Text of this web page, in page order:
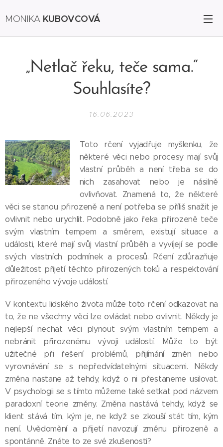
MONIKA KUBOVCOVÁ
„Netlač řeku, teče sama.“
Souhlasíte?
16.06.2023
Toto rčení vyjadřuje myšlenku, že
některé věci nebo procesy mají svůj
vlastní průběh a není třeba se do
nich zasahovat nebo je násilně
ovlivňovat. Znamená to, že některé
věci se stanou přirozeně a není potřeba se příliš snažit je
ovlivnit nebo urychlit. Podobně jako řeka přirozeně teče
svým vlastním tempem a směrem, existují situace a
události, které mají svůj vlastní průběh a vyvíjejí se podle
svých vlastních podmínek a procesů. Rčení zdůrazňuje
důležitost přijetí těchto přirozených toků a respektování
přirozeného vývoje událostí.
V kontextu lidského života může toto rčení odkazovat na
to, že ne všechny věci lze ovládat nebo ovlivnit. Někdy je
nejlepší nechat věci plynout svým vlastním tempem a
nebránit přirozenému vývoji událostí. Může to být
užitečné při řešení problémů, přijímání změn nebo
vyrovnávání se s nepředvídatelnými situacemi. Někdy
změna nastane až tehdy, když o ni přestaneme usilovat.
V psychologii se s tímto můžeme také setkat pod názvem
paradoxní teorie změny. Změna nastává tehdy, když se
klient stává tím, kým je, ne když se zkouší stát tím, kým
není. Uvědomění a přijetí navozují změnu přirozeně a
spontánně. Znáte to ze své zkušenosti?